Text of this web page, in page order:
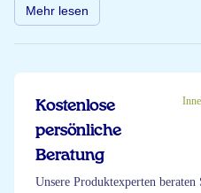
Mehr lesen
Kostenlose
persönliche
Beratung
Unsere Produktexperten beraten